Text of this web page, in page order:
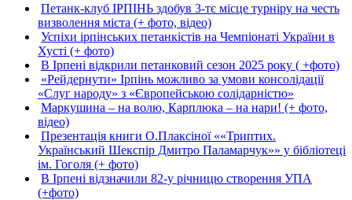
Петанк-клуб ІРПІНЬ здобув 3-тє місце турніру на честь
визволення міста (+ фото, відео)
Успіхи ірпінських петанкістів на Чемпіонаті України в
Хусті (+ фото)
В Ірпені відкрили петанковий сезон 2025 року ( +фото)
«Рейдернути» Ірпінь можливо за умови консолідації
«Слуг народу» з «Європейською солідарністю»
Маркушина – на волю, Карплюка – на нари! (+ фото,
відео)
Презентація книги О.Плаксіної ««Триптих.
Український Шекспір Дмитро Паламарчук»» у бібліотеці
ім. Гоголя (+ фото)
В Ірпені відзначили 82-у річницю створення УПА
(+фото)